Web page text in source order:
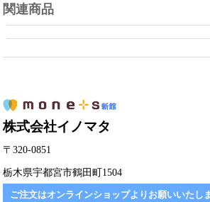
関連商品
株式会社イノマタ
〒320-0851
栃木県宇都宮市鶴田町1504
ご注文はオンラインショップよりお願いいたし